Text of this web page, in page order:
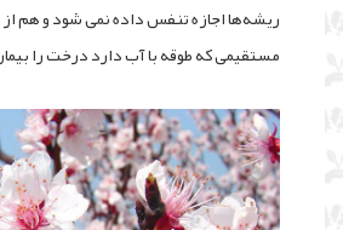
ریشه‌ها اجازه تنفس داده نمی شود و هم
مستقیمی که طوقه با آب دارد درخت را